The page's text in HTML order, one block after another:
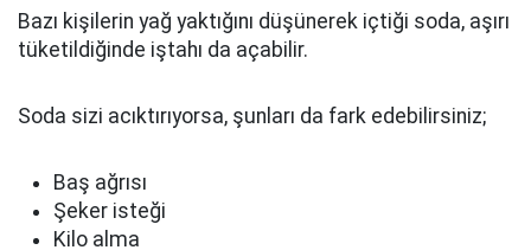
Bazı kişilerin yağ yaktığını düşünerek içtiği soda, aşırı
tüketildiğinde iştahı da açabilir.
Soda sizi acıktırıyorsa, şunları da fark edebilirsiniz;
Baş ağrısı
Şeker isteği
Kilo alma